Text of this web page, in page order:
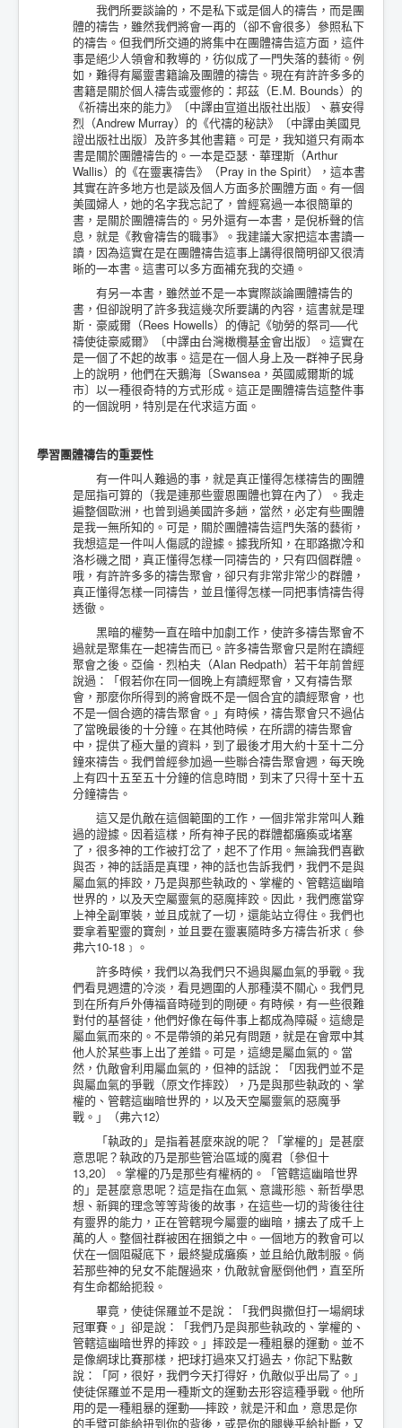
我們所要談論的，不是私下或是個人的禱告，而是團
體的禱告，雖然我們將會一再的（卻不會很多）參照私下
的禱告。但我們所交通的將集中在團體禱告這方面，這件
事是絕少人領會和教導的，彷似成了一門失落的藝術。例
如，難得有屬靈書籍論及團體的禱告。現在有許許多多的
書籍是關於個人禱告或靈修的：邦茲（E.M. Bounds）的
《祈禱出來的能力》〔中譯由宣道出版社出版〕、慕安得
烈（Andrew Murray）的《代禱的秘訣》〔中譯由美國見
證出版社出版〕及許多其他書籍。可是，我知道只有兩本
書是關於團體禱告的。一本是亞瑟．華理斯（Arthur
Wallis）的《在靈裏禱告》（Pray in the Spirit），這本書
其實在許多地方也是談及個人方面多於團體方面。有一個
美國婦人，她的名字我忘記了，曾經寫過一本很簡單的
書，是關於團體禱告的。另外還有一本書，是倪柝聲的信
息，就是《教會禱告的職事》。我建議大家把這本書讀一
讀，因為這實在是在團體禱告這事上講得很簡明卻又很清
晰的一本書。這書可以多方面補充我的交通。
有另一本書，雖然並不是一本實際談論團體禱告的
書，但卻說明了許多我這幾次所要講的內容，這書就是理
斯．豪威爾（Rees Howells）的傳記《劬勞的祭司──代
禱使徒豪威爾》〔中譯由台灣橄欖基金會出版〕。這實在
是一個了不起的故事。這是在一個人身上及一群神子民身
上的說明，他們在天鵝海〔Swansea，英國威爾斯的城
市〕以一種很奇特的方式形成。這正是團體禱告這整件事
的一個說明，特別是在代求這方面。
學習團體禱告的重要性
有一件叫人難過的事，就是真正懂得怎樣禱告的團體
是屈指可算的（我是連那些靈恩團體也算在內了）。我走
遍整個歐洲，也曾到過美國許多趟，當然，必定有些團體
是我一無所知的。可是，關於團體禱告這門失落的藝術，
我想這是一件叫人傷感的證據。據我所知，在耶路撒冷和
洛杉磯之間，真正懂得怎樣一同禱告的，只有四個群體。
哦，有許許多多的禱告聚會，卻只有非常非常少的群體，
真正懂得怎樣一同禱告，並且懂得怎樣一同把事情禱告得
透徹。
黑暗的權勢一直在暗中加劇工作，使許多禱告聚會不
過就是聚集在一起禱告而已。許多禱告聚會只是附在讀經
聚會之後。亞倫．烈柏夫（Alan Redpath）若干年前曾經
說過：「假若你在同一個晚上有讀經聚會，又有禱告聚
會，那麼你所得到的將會既不是一個合宜的讀經聚會，也
不是一個合適的禱告聚會。」有時候，禱告聚會只不過佔
了當晚最後的十分鐘。在其他時候，在所謂的禱告聚會
中，提供了極大量的資料，到了最後才用大約十至十二分
鐘來禱告。我們曾經參加過一些聯合禱告聚會週，每天晚
上有四十五至五十分鐘的信息時間，到末了只得十至十五
分鐘禱告。
這又是仇敵在這個範圍的工作，一個非常非常叫人難
過的證據。因着這樣，所有神子民的群體都癱瘓或堵塞
了，很多神的工作被打岔了，起不了作用。無論我們喜歡
與否，神的話語是真理，神的話也告訴我們，我們不是與
屬血氣的摔跤，乃是與那些執政的、掌權的、管轄這幽暗
世界的，以及天空屬靈氣的惡魔摔跤。因此，我們應當穿
上神全副軍裝，並且成就了一切，還能站立得住。我們也
要拿着聖靈的寶劍，並且要在靈裏隨時多方禱告祈求﹝參
弗六10-18﹞。
許多時候，我們以為我們只不過與屬血氣的爭戰。我
們看見週遭的冷淡，看見週圍的人那種漠不關心。我們見
到在所有戶外傳福音時碰到的剛硬。有時候，有一些很難
對付的基督徒，他們好像在每件事上都成為障礙。這總是
屬血氣而來的。不是帶領的弟兄有問題，就是在會眾中其
他人於某些事上出了差錯。可是，這總是屬血氣的。當
然，仇敵會利用屬血氣的，但神的話說：「因我們並不是
與屬血氣的爭戰（原文作摔跤），乃是與那些執政的、掌
權的、管轄這幽暗世界的，以及天空屬靈氣的惡魔爭
戰。」（弗六12）
「執政的」是指着甚麼來說的呢？「掌權的」是甚麼
意思呢？執政的乃是那些管治區域的魔君〔參但十
13,20〕。掌權的乃是那些有權柄的。「管轄這幽暗世界
的」是甚麼意思呢？這是指在血氣、意識形態、新哲學思
想、新興的理念等等背後的故事，在這些一切的背後往往
有靈界的能力，正在管轄現今屬靈的幽暗，擄去了成千上
萬的人。整個社群被困在捆鎖之中。一個地方的教會可以
伏在一個阻礙底下，最終變成癱瘓，並且給仇敵制服。倘
若那些神的兒女不能醒過來，仇敵就會壓倒他們，直至所
有生命都給扼殺。
畢竟，使徒保羅並不是說：「我們與撒但打一場網球
冠軍賽。」卻是說：「我們乃是與那些執政的、掌權的、
管轄這幽暗世界的摔跤。」摔跤是一種粗暴的運動。並不
是像網球比賽那樣，把球打過來又打過去，你記下點數
說：「阿，很好，我們今天打得好，仇敵似乎出局了。」
使徒保羅並不是用一種斯文的運動去形容這種爭戰。他所
用的是一種粗暴的運動──摔跤，就是汗和血，意思是你
的手臂可能給扭到你的背後，或是你的腿幾乎給扯斷，又